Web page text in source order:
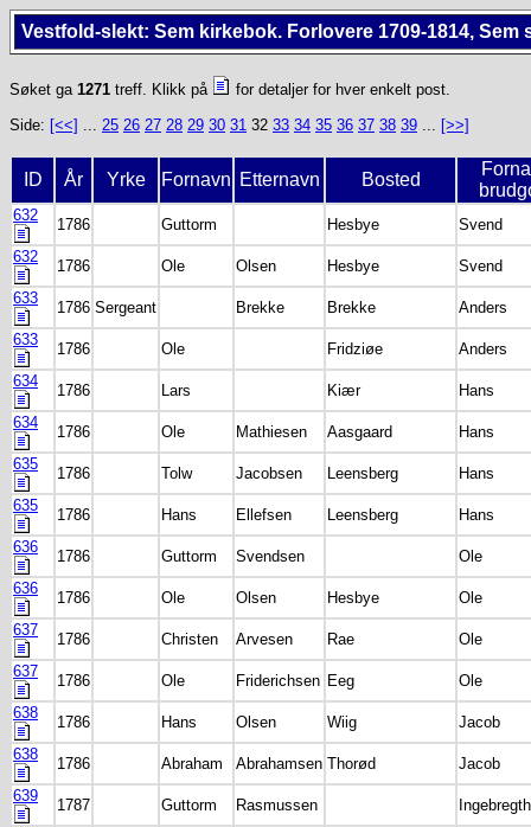
Vestfold-slekt: Sem kirkebok. Forlovere 1709-1814, Sem
Søket ga 1271 treff. Klikk på
for detaljer for hver enkelt post.
Side: [<<] ... 25 26 27 28 29 30 31 32 33 34 35 36 37 38 39 ... [>>]
ID År Yrke Fornavn Etternavn Bosted
632
1786 Guttorm Hesbye
Svend
632
1786 Ole Olsen Hesbye
Svend
633
1786 Sergeant Brekke Brekke
Anders
633
1786 Ole Fridziøe
Anders
634
1786 Lars Kiær
Hans
634
1786 Ole Mathiesen Aasgaard
Hans
635
1786 Tolw Jacobsen Leensberg
Hans
635
1786 Hans Ellefsen Leensberg
Hans
636
1786 Guttorm Svendsen
Ole
636
1786 Ole Olsen Hesbye
Ole
637
1786 Christen Arvesen Rae
Ole
637
1786 Ole Friderichsen Eeg
Ole
638
1786 Hans Olsen Wiig
Jacob
638
1786 Abraham Abrahamsen Thorød
Jacob
639
1787 Guttorm Rasmussen
Ingebregth